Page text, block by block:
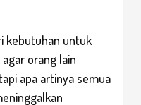
kebutuhan untuk
orang lain
apa artinya semua